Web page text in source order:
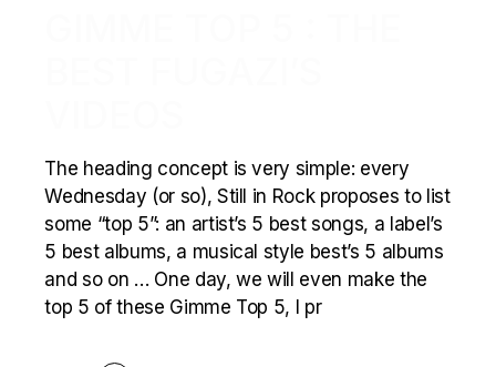
The heading concept is very simple: every
Wednesday (or so), Still in Rock proposes to list
some “top 5”: an artist’s 5 best songs, a label’s
5 best albums, a musical style best’s 5 albums
and so on … One day, we will even make the
top 5 of these Gimme Top 5, I pr